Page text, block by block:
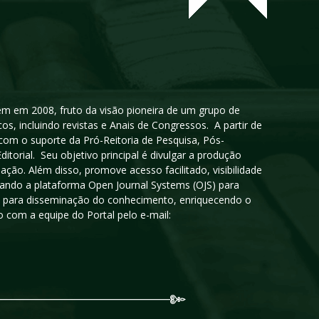
em 2008, fruto da visão pioneira de um grupo de
incluindo revistas e Anais de Congressos. A partir de
o suporte da Pró-Reitoria de Pesquisa, Pós-
Seu objetivo principal é divulgar a produção
Além disso, promove acesso facilitado, visibilidade
a plataforma Open Journal Systems (OJS) para
disseminação do conhecimento, enriquecendo o
a equipe do Portal pelo e-mail: